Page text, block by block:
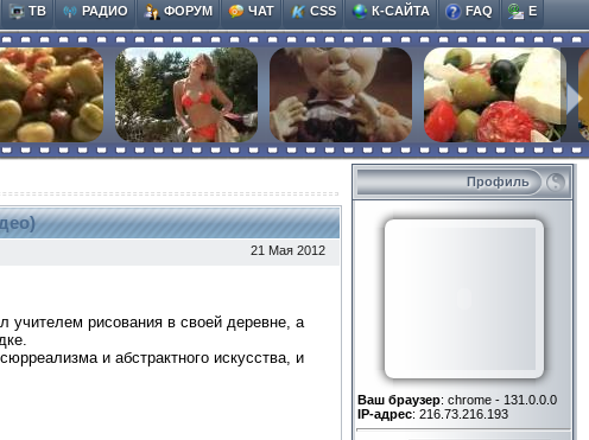
ТВ РАДИО ФОРУМ ЧАТ CSS К-САЙТА FAQ E
21 Мая 2012
учителем рисования в своей деревне, а
и абстрактного искусства, и
Профиль
Ваш браузер: chrome - 131.0.0.0
IP-адрес: 216.73.216.193